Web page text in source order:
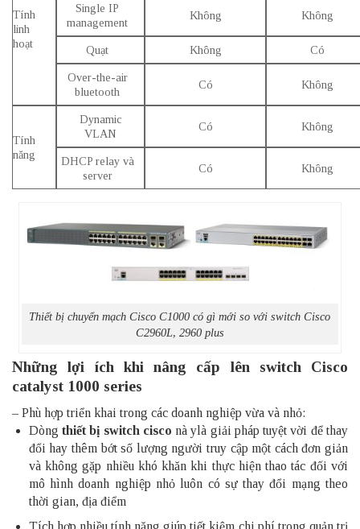
Tính
linh
hoạt
Single IP
management
Không Không
Quạt Không Có
Over-the-air
bluetooth
Có Không
Tính
năng
Dynamic
VLAN
Có Không
DHCP relay và
server
Có Không
Thiết bị chuyển mạch Cisco C1000 có gì mới so với switch Cisco
C2960L, 2960 plus
Những lợi ích khi nâng cấp lên switch Cisco
catalyst 1000 series
– Phù hợp triển khai trong các doanh nghiệp vừa và nhỏ:
Dòngthiết bị switch cisco nà ylà giải pháp tuyệt vời để thay
đổi hay thêm bớt số lượng người truy cập một cách đơn giản
và không gặp nhiều khó khăn khi thực hiện thao tác đối với
mô hình doanh nghiệp nhỏ luôn có sự thay đổi mạng theo
thời gian, địa điểm